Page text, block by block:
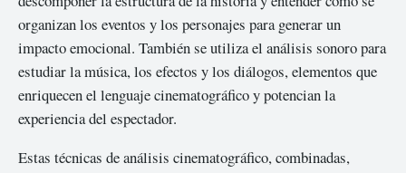
organizan los eventos y los personajes para generar un
impacto emocional. También se utiliza el análisis sonoro para
estudiar la música, los efectos y los diálogos, elementos que
enriquecen el lenguaje cinematográfico y potencian la
experiencia del espectador.
Estas técnicas de análisis cinematográfico, combinadas,